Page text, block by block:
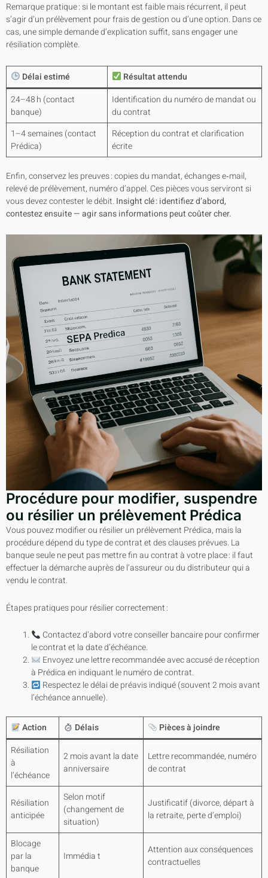
Remarque pratique : si le montant est faible mais récurrent, il peut
s’agir d’un prélèvement pour frais de gestion ou d’une option. Dans ce
cas, une simple demande d’explication suffit, sans engager une
résiliation complète.
Délai estimé
Résultat attendu
24–48 h (contact
banque)
Identification du numéro de mandat ou
du contrat
1–4 semaines (contact
Prédica)
Réception du contrat et clarification
écrite
Enfin, conservez les preuves : copies du mandat, échanges e‑mail,
relevé de prélèvement, numéro d’appel. Ces pièces vous serviront si
vous devez contester le débit.Insight clé : identifiez d’abord,
contestez ensuite — agir sans informations peut coûter cher.
Procédure pour modifier, suspendre
ou résilier un prélèvement Prédica
Vous pouvez modifier ou résilier un prélèvement Prédica, mais la
procédure dépend du type de contrat et des clauses prévues. La
banque seule ne peut pas mettre fin au contrat à votre place : il faut
effectuer la démarche auprès de l’assureur ou du distributeur qui a
vendu le contrat.
Étapes pratiques pour résilier correctement :
Contactez d’abord votre conseiller bancaire pour confirmer
le contrat et la date d’échéance.
Envoyez une lettre recommandée avec accusé de réception
à Prédica en indiquant le numéro de contrat.
Respectez le délai de préavis indiqué (souvent 2 mois avant
l’échéance annuelle).
Action Délais
Pièces à joindre
Résiliation
à
l’échéance
2 mois avant la date
anniversaire
Lettre recommandée, numéro
de contrat
Résiliation
anticipée
Selon motif
(changement de
situation)
Justificatif (divorce, départ à
la retraite, perte d’emploi)
Blocage
par la
banque
Immédia t
Attention aux conséquences
contractuelles